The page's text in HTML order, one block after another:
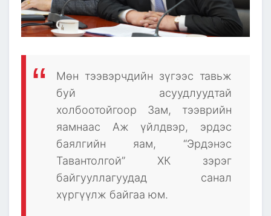
Мөн тээвэрчдийн зүгээс тавьж
буй асуудлуудтай
холбоотойгоор Зам, тээврийн
яамнаас Аж үйлдвэр, эрдэс
баялгийн яам, “Эрдэнэс
Тавантолгой” ХК зэрэг
байгууллагуудад санал
хүргүүлж байгаа юм.